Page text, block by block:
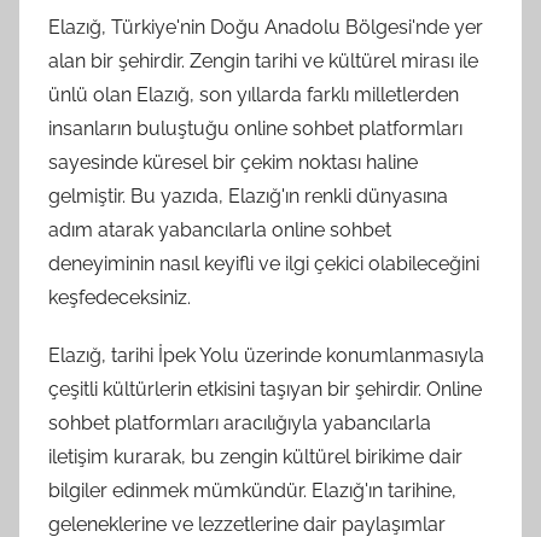
Elazığ, Türkiye'nin Doğu Anadolu Bölgesi'nde yer
alan bir şehirdir. Zengin tarihi ve kültürel mirası ile
ünlü olan Elazığ, son yıllarda farklı milletlerden
insanların buluştuğu online sohbet platformları
sayesinde küresel bir çekim noktası haline
gelmiştir. Bu yazıda, Elazığ'ın renkli dünyasına
adım atarak yabancılarla online sohbet
deneyiminin nasıl keyifli ve ilgi çekici olabileceğini
keşfedeceksiniz.
Elazığ, tarihi İpek Yolu üzerinde konumlanmasıyla
çeşitli kültürlerin etkisini taşıyan bir şehirdir. Online
sohbet platformları aracılığıyla yabancılarla
iletişim kurarak, bu zengin kültürel birikime dair
bilgiler edinmek mümkündür. Elazığ'ın tarihine,
geleneklerine ve lezzetlerine dair paylaşımlar